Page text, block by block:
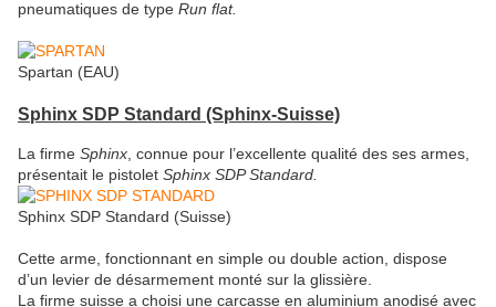
pneumatiques de type Run flat.
Spartan (EAU)
Sphinx SDP Standard (Sphinx-Suisse)
La firme Sphinx , connue pour l’excellente qualité des ses armes,
présentait le pistolet Sphinx SDP Standard.
Sphinx SDP Standard (Suisse)
Cette arme, fonctionnant en simple ou double action, dispose
d’un levier de désarmement monté sur la glissière.
La firme suisse a choisi une carcasse en aluminium anodisé avec